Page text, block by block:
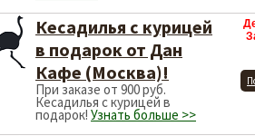
Кесадилья с курицей
в подарок от Дан
Кафе (Москва)!
При заказе от 900 руб.
Кесадилья с курицей в
подарок! Узнать больше >>